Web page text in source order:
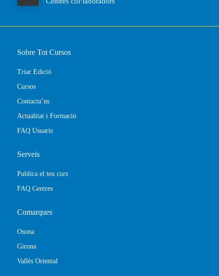
Sobre Tot Cursos
Triar Edició
Cursos
Contacta’ns
Actualitat i Formació
FAQ Usuaris
Serveis
Publica el teu curs
FAQ Centres
Comarques
Osona
Girona
Vallès Oriental